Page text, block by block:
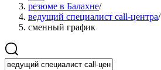
резюме в Балахне/
ведущий специалист call-центра/
сменный график